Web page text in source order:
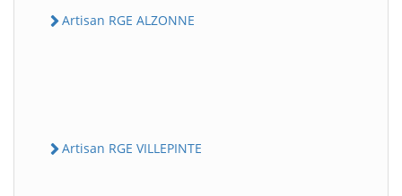
Artisan RGE ALZONNE
Artisan RGE VILLEPINTE